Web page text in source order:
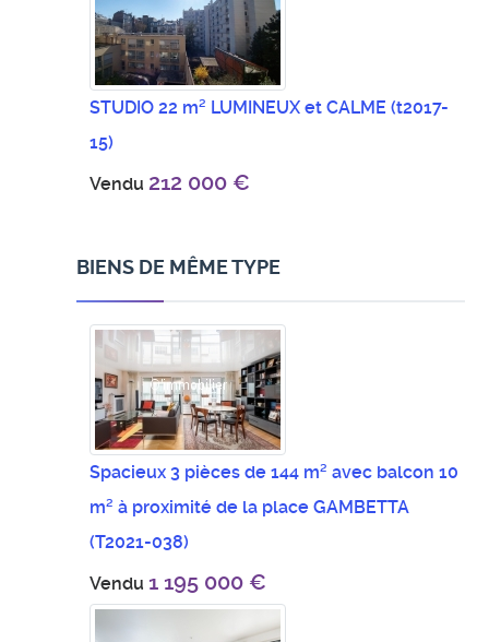
STUDIO 22 m² LUMINEUX et CALME (t2017-
15)
Vendu 212 000 €
BIENS DE MÊME TYPE
Spacieux 3 pièces de 144 m² avec balcon 10
m² à proximité de la place GAMBETTA
(T2021-038)
Vendu 1 195 000 €